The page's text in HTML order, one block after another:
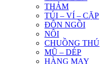
THẢM
TÚI – VÍ – CẶP
ĐÔN NGỒI
NÔI
CHUỒNG THÚ
MŨ – DÉP
HÀNG MAY